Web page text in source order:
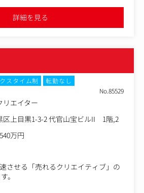
もちろん、動画制作、イベント運
理などの経験を活かしてチャレンジ
。
ありません。
スに触れながら、配信・企画・マー
幅広く磨ける環境です。
位置＞
足を置いたセミナー・ウェブセミナ
を運営する中核部署です。
役割を担い、チーム全体で連携しな
コンテンツを制作しています。
ら撮影までチャンネル運営を一気通
作、音声収録、照明など）
クション、進行管理
ビュー実施、コメント引き出し
整理
等を用いた動画編集、テロップ作
立案、構成案作成
・制作
の連携、企画会議への参加
て、主にYouTubeチャンネルで公開
制作に携わっていただき、婚活にお
する企画や、成婚者様へのインタビ
詳細を見る
スタイム制
転勤なし
No.85529
リエイター
区上目黒1-3-2 代官山宝ビルII 1階,2
万円
させる「売れるクリエイティブ」の
。